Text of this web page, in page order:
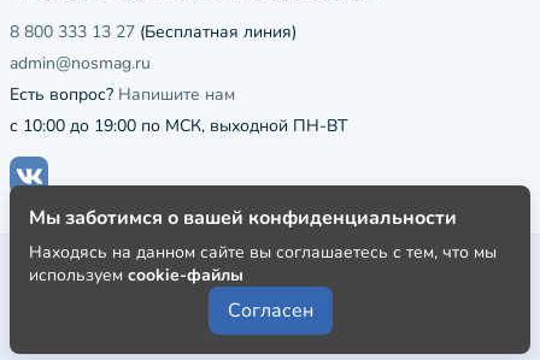
8 800 333 13 27 (Бесплатная линия)
admin@nosmag.ru
Есть вопрос? Напишите нам
с 10:00 до 19:00 по МСК, выходной ПН-ВТ
Публичная оферта
Пользовательское соглашение
Политика конфиденциальности
Мы заботимся о вашей конфиденциальности
Находясь на данном сайте вы соглашаетесь с тем, что мы
используем cookie-файлы
Согласен